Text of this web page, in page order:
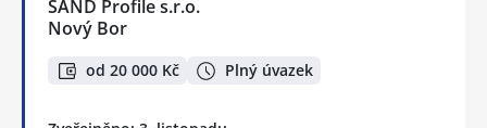
SAND Profile s.r.o.
Nový Bor
od 20 000 Kč Plný úvazek